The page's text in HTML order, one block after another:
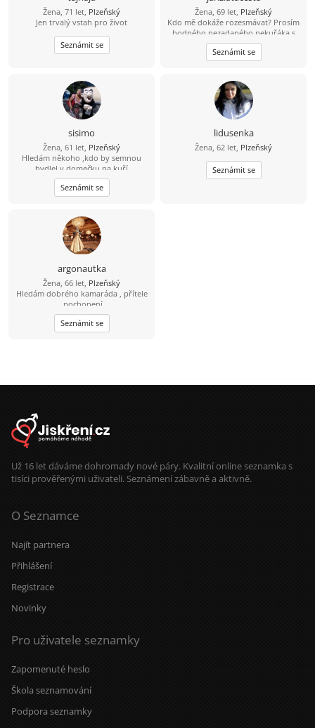
Žena, 71 let, Plzeňský
Jen trvalý vstah pro život
Seznámit se
Žena, 69 let, Plzeňský
Kdo mě dokáže rozesmávat? Prosím
hodného nezadaného nekuřáka s
autem, aktivního řidiče bydlícího v
Plzni pro vztah plný porozumění,
lásky, harmonie a souznění duší.
chalupu...Kuřáci NE!
Seznámit se
sisimo
Žena, 61 let, Plzeňský
Hledám někoho ,kdo by semnou
bydlel v domečku na kuří
nožce.Nebo alespoň vyplnil prázdno
v srdci.728440453
Seznámit se
lidusenka
Žena, 62 let, Plzeňský
Seznámit se
argonautka
Žena, 66 let, Plzeňský
Hledám dobrého kamaráda , přítele
, pochopení.
Seznámit se
Už 16 let dáváme dohromady nové páry. Kvalitní online seznamka s
tisíci prověřenými uživateli. Seznámení zábavně a aktivně.
O Seznamce
Najít partnera
Přihlášení
Registrace
Novinky
Pro uživatele seznamky
Zapomenuté heslo
Škola seznamování
Podpora seznamky